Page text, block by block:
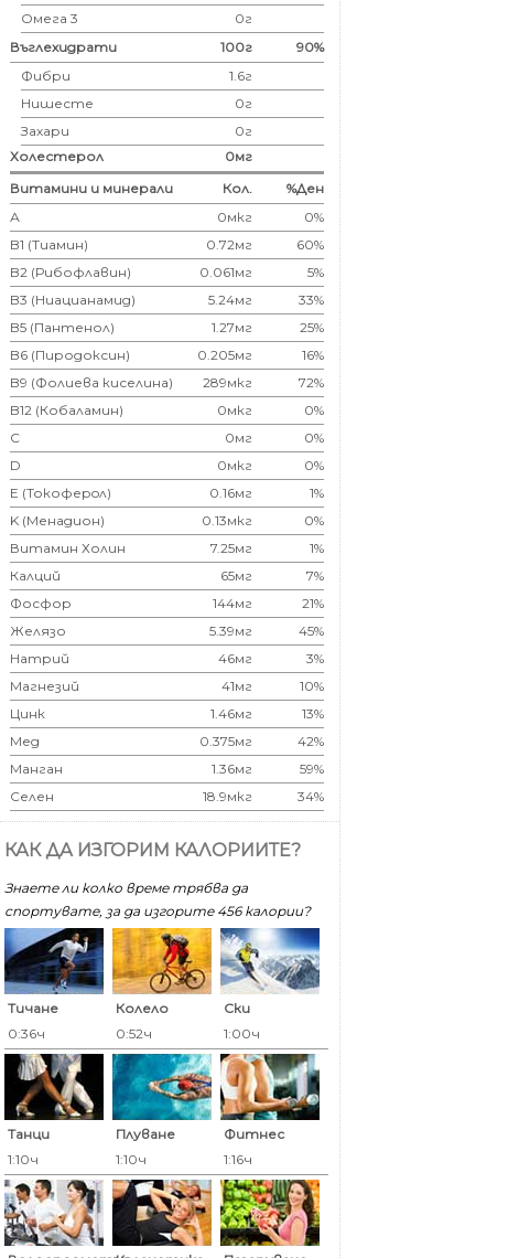
Омега 3
0г
Въглехидрати
100г
90%
Фибри
1.6г
Нишесте
0г
Захари
0г
Холестерол
0мг
Витамини и минерали
Кол.
%Ден
А
0мкг
0%
B1 (Тиамин)
0.72мг
60%
B2 (Рибофлавин)
0.061мг
5%
B3 (Ниацианамид)
5.24мг
33%
B5 (Пантенол)
1.27мг
25%
B6 (Пиродоксин)
0.205мг
16%
B9 (Фолиева киселина)
289мкг
72%
B12 (Кобаламин)
0мкг
0%
C
0мг
0%
D
0мкг
0%
E (Токоферoл)
0.16мг
1%
K (Менадион)
0.13мкг
0%
Витамин Холин
7.25мг
1%
Калций
65мг
7%
Фосфор
144мг
21%
Желязо
5.39мг
45%
Натрий
46мг
3%
Магнезий
41мг
10%
Цинк
1.46мг
13%
Мед
0.375мг
42%
Манган
1.36мг
59%
Селен
18.9мкг 34%
КАК ДА ИЗГОРИМ КАЛОРИИТЕ?
Знаете ли колко време трябва да
спортувате, за да изгорите 456 калoрии?
Тичане
0:36ч
Колело
0:52ч
Ски
1:00ч
Танци
1:10ч
Плуване
1:10ч
Фитнес
1:16ч